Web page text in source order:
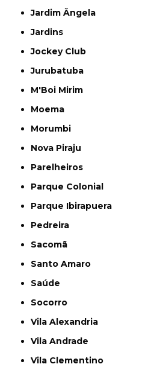
Jardim Ângela
Jardins
Jockey Club
Jurubatuba
M'Boi Mirim
Moema
Morumbi
Nova Piraju
Parelheiros
Parque Colonial
Parque Ibirapuera
Pedreira
Sacomã
Santo Amaro
Saúde
Socorro
Vila Alexandria
Vila Andrade
Vila Clementino